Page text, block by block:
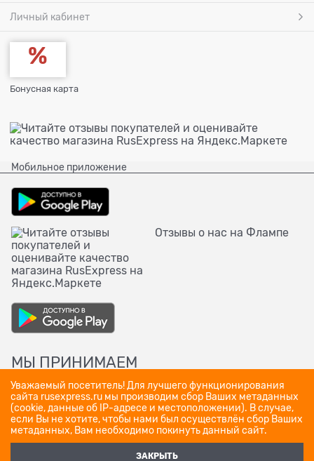
Личный кабинет
Бонусная карта
Мобильное приложение
Отзывы о нас на Флампе
МЫ ПРИНИМАЕМ
Уважаемый посетитель! Для лучшего функционирования
сайта rusexpress.ru мы производим сбор Ваших метаданных
(cookie, данные об IP-адресе и местоположении). В случае,
если Вы не хотите, чтобы нами был осуществлён сбор Ваших
метаданных, Вам необходимо покинуть данный сайт.
ЗАКРЫТЬ